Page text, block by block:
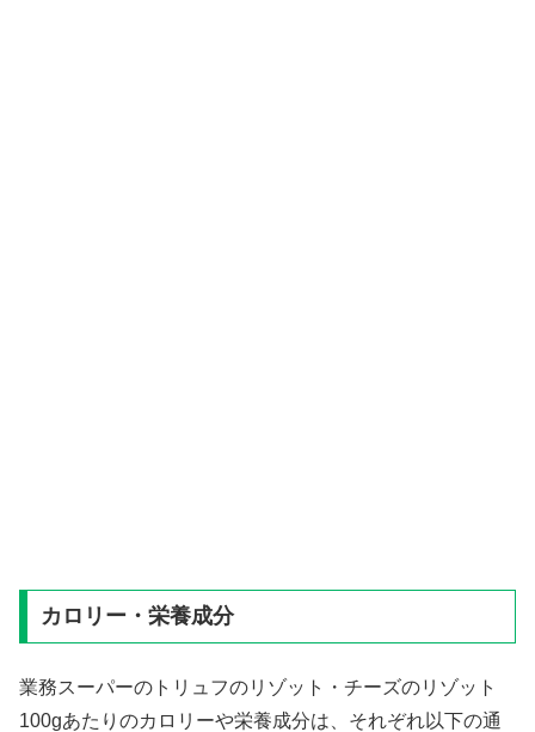
カロリー・栄養成分
業務スーパーのトリュフのリゾット・チーズのリゾット
100gあたりのカロリーや栄養成分は、それぞれ以下の通